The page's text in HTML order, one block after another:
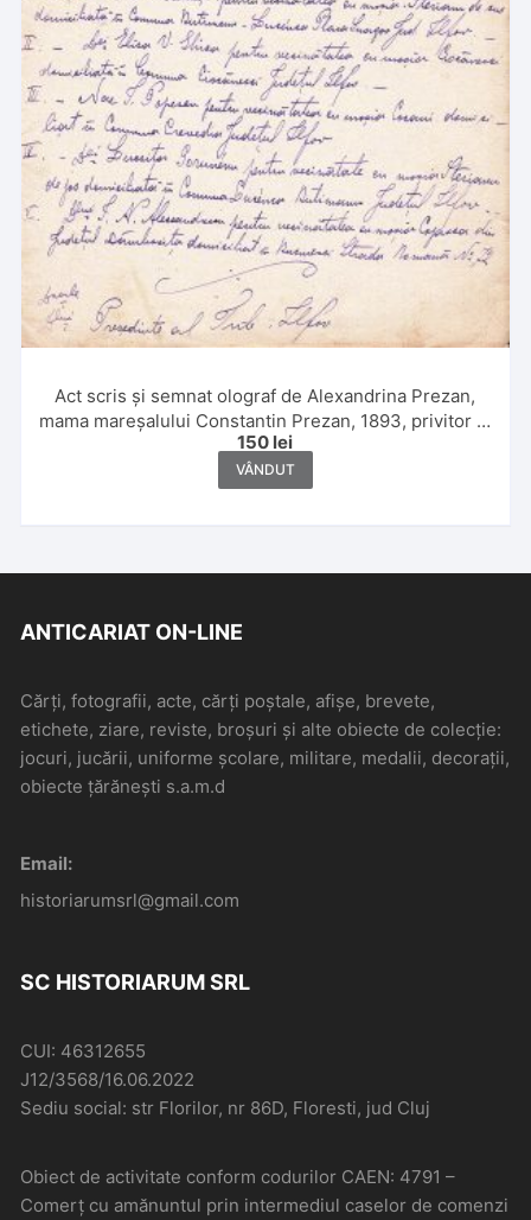
Act scris și semnat olograf de Alexandrina Prezan,
mama mareșalului Constantin Prezan, 1893, privitor la
moșia sa Sterianu de Mijloc, comuna Butimanu,
județul Ilfov
150 lei
VÂNDUT
ANTICARIAT ON-LINE
Cărți, fotografii, acte, cărți poștale, afișe, brevete,
etichete, ziare, reviste, broșuri și alte obiecte de colecție:
jocuri, jucării, uniforme școlare, militare, medalii, decorații,
obiecte țărănești s.a.m.d
Email:
historiarumsrl@gmail.com
SC HISTORIARUM SRL
CUI: 46312655
J12/3568/16.06.2022
Sediu social: str Florilor, nr 86D, Floresti, jud Cluj
Obiect de activitate conform codurilor CAEN: 4791 –
Comerţ cu amănuntul prin intermediul caselor de comenzi